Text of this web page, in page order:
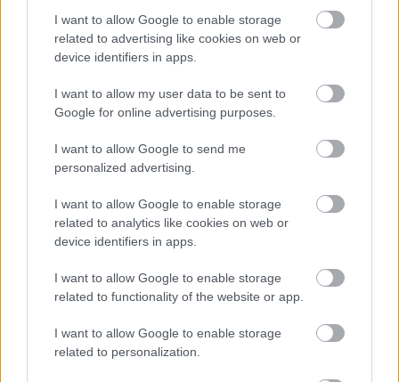
I want to allow Google to enable storage
related to advertising like cookies on web or
device identifiers in apps.
I want to allow my user data to be sent to
Google for online advertising purposes.
I want to allow Google to send me
personalized advertising.
I want to allow Google to enable storage
related to analytics like cookies on web or
device identifiers in apps.
I want to allow Google to enable storage
related to functionality of the website or app.
I want to allow Google to enable storage
related to personalization.
VECSEI H. MIKLÓS A ZSÁMBÉKI NYÁRI
MUCSI ZOLTÁN VISSZATÉR – EGY ÉLETEM
STAND UP EST